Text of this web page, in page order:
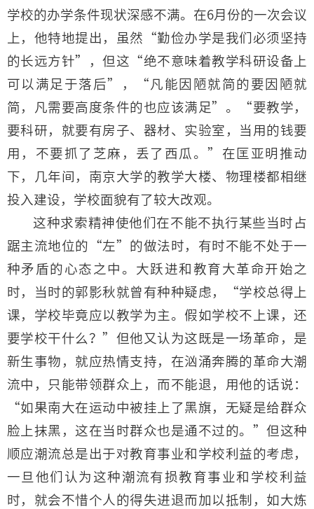
学校的办学条件现状深感不满。在6月份的一次会议
上，他特地提出，虽然“勤俭办学是我们必须坚持
的长远方针”，但这“绝不意味着教学科研设备上
可以满足于落后”，“凡能因陋就简的要因陋就
简，凡需要高度条件的也应该满足”。“要教学，
要科研，就要有房子、器材、实验室，当用的钱要
用，不要抓了芝麻，丢了西瓜。”在匡亚明推动
下，几年间，南京大学的教学大楼、物理楼都相继
投入建设，学校面貌有了较大改观。
这种求索精神使他们在不能不执行某些当时占
踞主流地位的“左”的做法时，有时不能不处于一
种矛盾的心态之中。大跃进和教育大革命开始之
时，当时的郭影秋就曾有种种疑虑，“学校总得上
课，学校毕竟应以教学为主。假如学校不上课，还
要学校干什么？”但他又认为这既是一场革命，是
新生事物，就应热情支持，在汹涌奔腾的革命大潮
流中，只能带领群众上，而不能退，用他的话说：
“如果南大在运动中被挂上了黑旗，无疑是给群众
脸上抹黑，这在当时群众也是通不过的。”但这种
顺应潮流总是出于对教育事业和学校利益的考虑，
一旦他们认为这种潮流有损教育事业和学校利益
时，就会不惜个人的得失进退而加以抵制，如大炼